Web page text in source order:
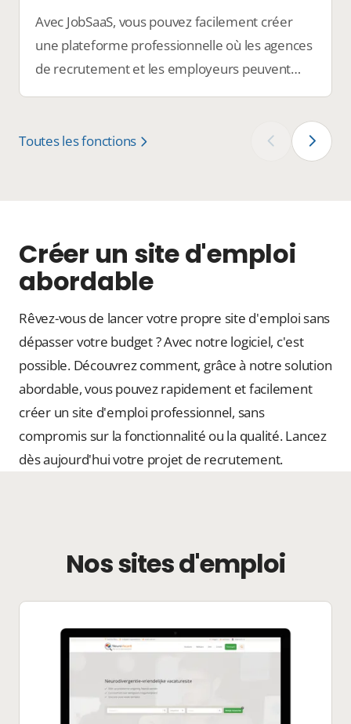
Créer un site d'emploi
abordable
Rêvez-vous de lancer votre propre site d'emploi sans
dépasser votre budget ? Avec notre logiciel, c'est
possible. Découvrez comment, grâce à notre solution
abordable, vous pouvez rapidement et facilement
créer un site d'emploi professionnel, sans
compromis sur la fonctionnalité ou la qualité. Lancez
dès aujourd'hui votre projet de recrutement.
Avec JobSaaS, vous pouvez facilement créer
une plateforme professionnelle où les agences
de recrutement et les employeurs peuvent
Toutes les fonctions
‹ ›
Nos sites d'emploi